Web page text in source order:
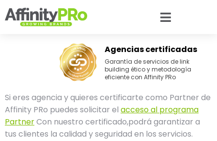
Si eres agencia y quieres certificarte como Partner de
Affinity PRo puedes solicitar el acceso al programa
PartnerCon nuestro certificado,podrá garantizar a
tus clientes la calidad y seguridad en los servicios.
Agencias certificadas
Garantía de servicios de link
building ético y metodología
eficiente con Affinity PRo